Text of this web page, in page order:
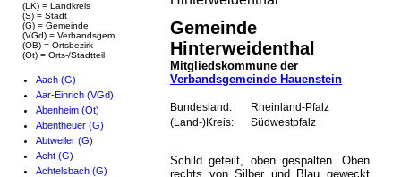
(LK) = Landkreis
(S) = Stadt
(G) = Gemeinde
(VGd) = Verbandsgem.
(OB) = Ortsbezirk
(Ot) = Orts-/Stadtteil
Aach (G)
Aar-Einrich (VGd)
Abenheim (Ot)
Abentheuer (G)
Abtweiler (G)
Acht (G)
Achtelsbach (G)
Gemeinde
Hinterweidenthal
Mitgliedskommune der
Verbandsgemeinde Hauenstein
Bundesland:
Rheinland-Pfalz
(Land-)Kreis:
Südwestpfalz
Schild geteilt, oben gespalten. Oben
rechts von Silber und Blau geweckt